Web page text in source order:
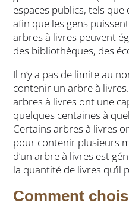
espaces publics, tels
afin que les gens
arbres à livres peuvent
des bibliothèques, des
Il n’y a pas de limite au
contenir un arbre à
arbres à livres ont une
quelques centaines à
Certains arbres à livres
pour contenir plusieurs
d’un arbre à livres est
la quantité de livres qu’il
Comment